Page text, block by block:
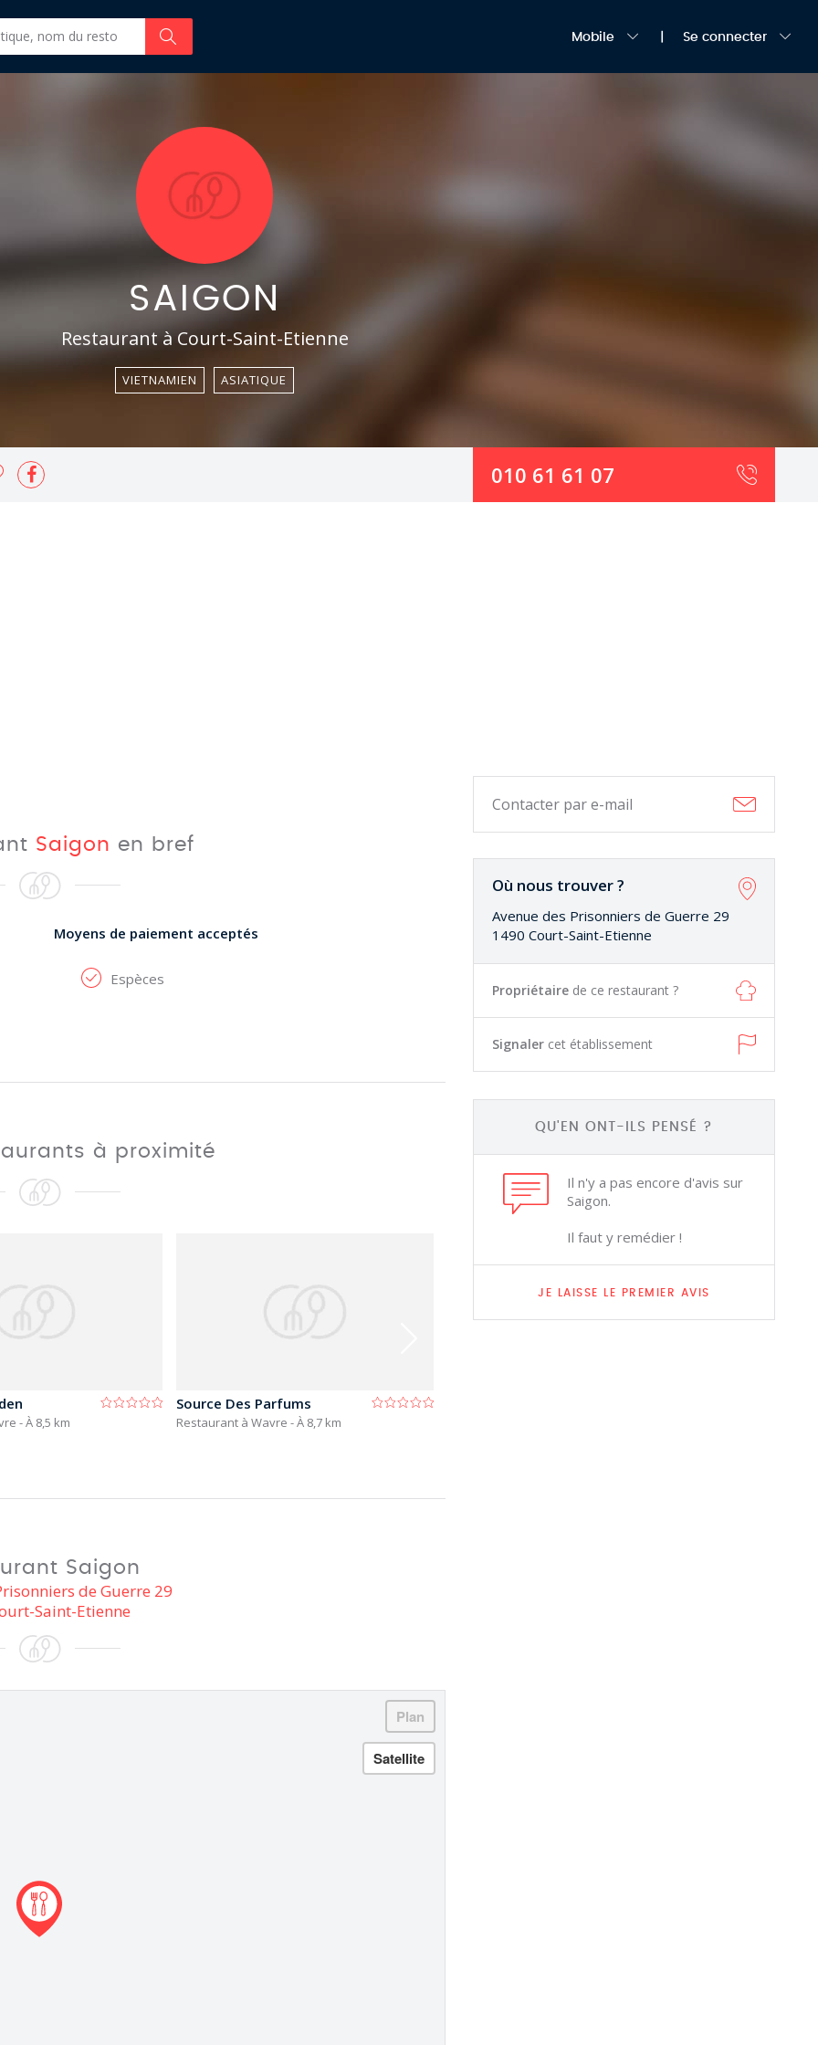
Mobile Se connecter
SAIGON
Restaurant à Court-Saint-Etienne
VIETNAMIEN ASIATIQUE
010 61 61 07
Contacter par e-mail
Où nous trouver ?
Avenue des Prisonniers de Guerre 29
1490 Court-Saint-Etienne
Propriétaire de ce restaurant ?
Signaler cet établissement
QU'EN ONT-ILS PENSÉ ?
Il n'y a pas encore d'avis sur
Saigon.
Il faut y remédier !
JE LAISSE LE PREMIER AVIS
Saigon en bref
Moyens de paiement acceptés
Espèces
à proximité
- À 8,5 km
Source Des Parfums
Restaurant à Wavre - À 8,7 km
Saigon
de Guerre 29
Saint-Etienne